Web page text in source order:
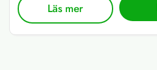
Läs mer